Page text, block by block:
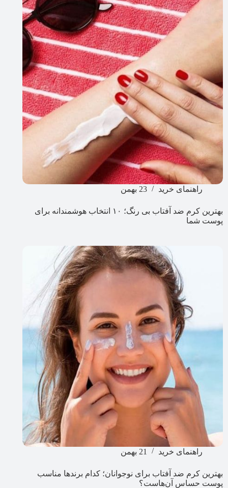
راهنمای خرید 23 بهمن
بهترین کرم ضد آفتاب بی رنگ؛ ۱۰ انتخاب هوشمندانه برای
پوست شما
راهنمای خرید 21 بهمن
بهترین کرم ضد آفتاب برای نوجوانان‌؛ کدام برندها مناسب
پوست حساس آن‌هاست؟